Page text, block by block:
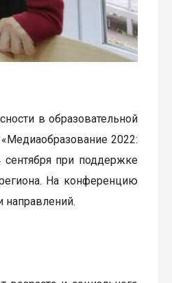
в образовательной
2022:
при поддержке
На конференцию
направлений.